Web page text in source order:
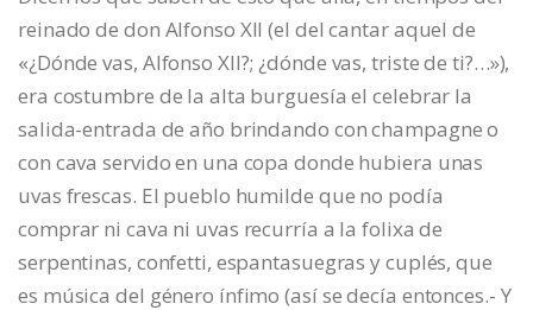
reinado de don Alfonso XII (el del cantar aquel de
«¿Dónde vas, Alfonso XII?; ¿dónde vas, triste de ti?…»),
era costumbre de la alta burguesía el celebrar la
salida-entrada de año brindando con champagne o
con cava servido en una copa donde hubiera unas
uvas frescas. El pueblo humilde que no podía
comprar ni cava ni uvas recurría a la folixa de
serpentinas, confetti, espantasuegras y cuplés, que
es música del género ínfimo (así se decía entonces.- Y